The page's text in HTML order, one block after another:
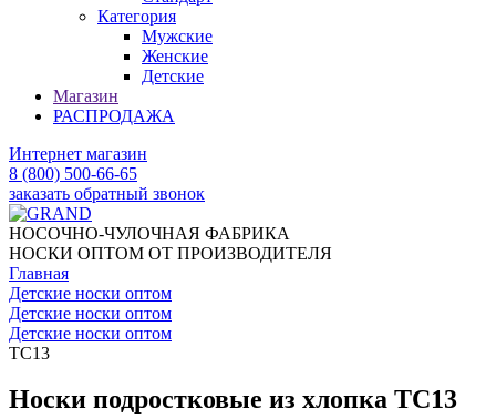
Категория
Мужские
Женские
Детские
Магазин
РАСПРОДАЖА
Интернет магазин
8 (800) 500-66-65
заказать обратный звонок
НОСОЧНО-ЧУЛОЧНАЯ ФАБРИКА
НОСКИ ОПТОМ ОТ ПРОИЗВОДИТЕЛЯ
Главная
Детские носки оптом
Детские носки оптом
Детские носки оптом
TC13
Носки подростковые из хлопка TC13